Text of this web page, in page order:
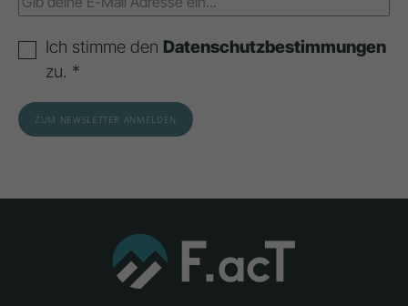
Ich stimme den Datenschutzbestimmungen
zu. *